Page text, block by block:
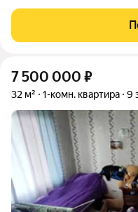
экологически чистом
Сосновка. Идеальное место
7 500 000 ₽
32 м² 1-комн. квартира 9